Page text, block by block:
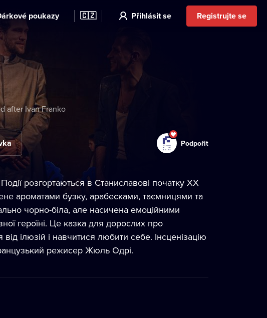
poukazy 🇨🇿 Přihlásit se Registrujte se
after Ivan Franko
Podpořit
розгортаються в Станиславові початку ХХ
ароматами бузку, арабесками, таємницями та
чорно-біла, але насичена емоційними
героїні. Це казка для дорослих про
ілюзій і навчитися любити себе. Інсценізацію
режисер Жюль Одрі.